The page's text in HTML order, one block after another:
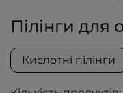
Пілінги для
Кислотні пілінги